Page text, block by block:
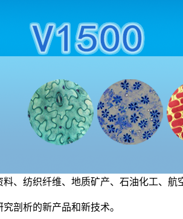
、纺织纤维、地质矿产、石油化工、航
剖析的新产品和新技术。